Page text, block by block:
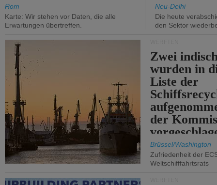
Rom
Karte: Wir stehen vor Daten, die alle
Erwartungen übertreffen.
Neu-Delhi
Die heute
den Sektor
Zwei
wurden in
Liste der
der
Brüssel/Washington
Zufriedenheit der
Weltschifffahrtsrats